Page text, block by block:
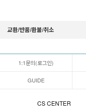
교환/반품/환불/취소
1:1문의(로그인)
GUIDE
CS CENTER